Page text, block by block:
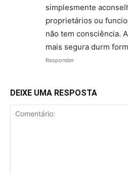
simplesmente
proprietários ou
não tem consciência.
mais segura durm
Responder
DEIXE UMA RESPOSTA